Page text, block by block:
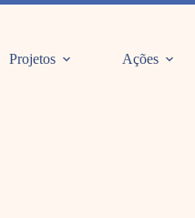
Projetos Ações